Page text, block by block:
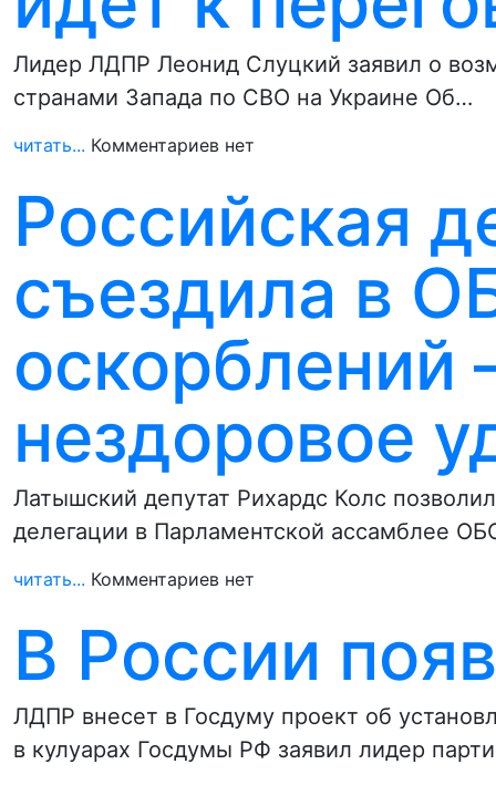
Лидер ЛДПР Леонид Слуцкий заявил о
странами Запада по СВО на Украине Об…
читать... Комментариев нет
Российская
съездила в
оскорблений
нездоровое
Латышский депутат Рихардс Колс
делегации в Парламентской ассамблее
читать... Комментариев нет
В России
ЛДПР внесет в Госдуму проект об
в кулуарах Госдумы РФ заявил лидер